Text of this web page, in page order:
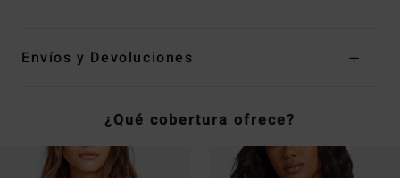
Envíos y Devoluciones
¿Qué cobertura ofrece?